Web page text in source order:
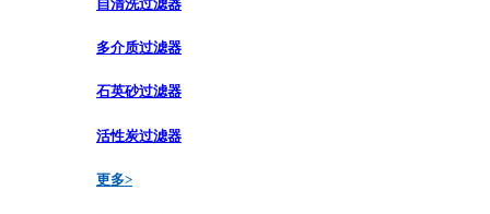
自清洗过滤器
多介质过滤器
石英砂过滤器
活性炭过滤器
更多>